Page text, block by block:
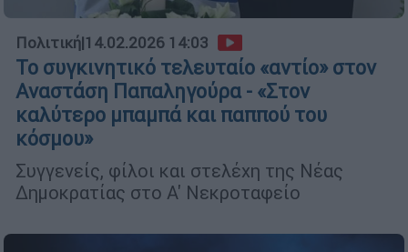
Πολιτική|14.02.2026 14:03
Το συγκινητικό τελευταίο «αντίο» στον
Αναστάση Παπαληγούρα - «Στον
καλύτερο μπαμπά και παππού του
κόσμου»
Συγγενείς, φίλοι και στελέχη της Νέας
Δημοκρατίας στο Α' Νεκροταφείο